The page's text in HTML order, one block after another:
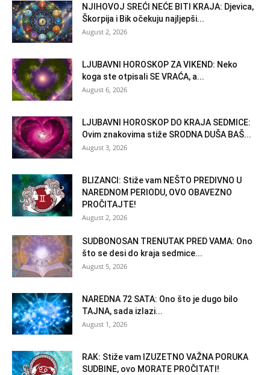
NJIHOVOJ SREĆI NEĆE BITI KRAJA: Djevica,
Škorpija i Bik očekuju najljepši...
August 2, 2026
LJUBAVNI HOROSKOP ZA VIKEND: Neko
koga ste otpisali SE VRAĆA, a...
August 6, 2026
LJUBAVNI HOROSKOP DO KRAJA SEDMICE:
Ovim znakovima stiže SRODNA DUŠA BAŠ...
August 3, 2026
BLIZANCI: Stiže vam NEŠTO PREDIVNO U
NAREDNOM PERIODU, OVO OBAVEZNO
PROČITAJTE!
August 2, 2026
SUDBONOSAN TRENUTAK PRED VAMA: Ono
što se desi do kraja sedmice...
August 5, 2026
NAREDNA 72 SATA: Ono što je dugo bilo
TAJNA, sada izlazi...
August 1, 2026
RAK: Stiže vam IZUZETNO VAŽNA PORUKA
SUDBINE, ovo MORATE PROČITATI!